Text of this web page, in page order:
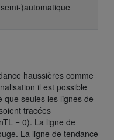
)automatique
haussières comme
il est possible
seules les lignes de
tracées
= 0). La ligne de
La ligne de tendance